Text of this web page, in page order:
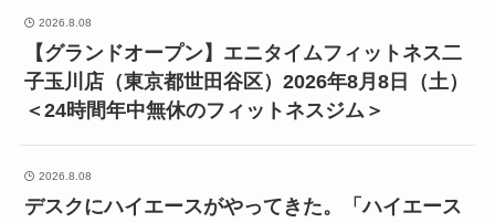
2026.8.08
【グランドオープン】エニタイムフィットネス二
子玉川店（東京都世田谷区）2026年8月8日（土）
＜24時間年中無休のフィットネスジム＞
2026.8.08
デスクにハイエースがやってきた。「ハイエース